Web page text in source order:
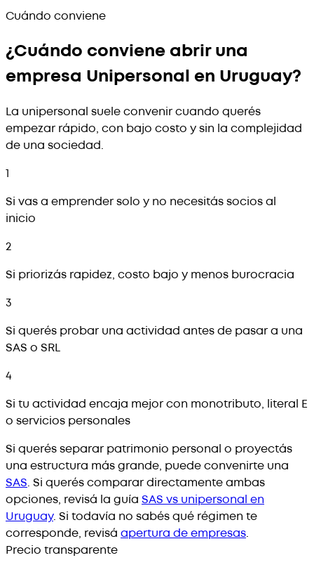
Cuándo conviene
¿Cuándo conviene abrir una
empresa Unipersonal en Uruguay?
La unipersonal suele convenir cuando querés
empezar rápido, con bajo costo y sin la complejidad
de una sociedad.
1
Si vas a emprender solo y no necesitás socios al
inicio
2
Si priorizás rapidez, costo bajo y menos burocracia
3
Si querés probar una actividad antes de pasar a una
SAS o SRL
4
Si tu actividad encaja mejor con monotributo, literal E
o servicios personales
Si querés separar patrimonio personal o proyectás
una estructura más grande, puede convenirte una
SAS. Si querés comparar directamente ambas
opciones, revisá la guía SAS vs unipersonal en
Uruguay. Si todavía no sabés qué régimen te
corresponde, revisá apertura de empresas.
Precio transparente